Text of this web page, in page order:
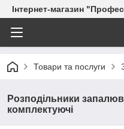
Інтернет-магазин
Товари та послуги
Розподільники
комплектуючі